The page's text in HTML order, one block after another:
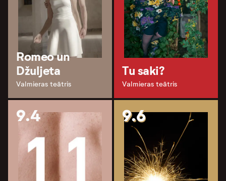
Romeo un
Džuljeta
Valmieras teātris
Tu saki?
Valmieras teātris
9.4 9.6